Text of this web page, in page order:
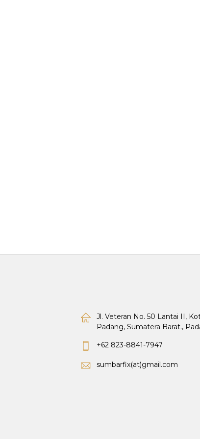
Jl. Veteran No. 50 Lantai II,
Padang, Sumatera Barat.,
+62 823-8841-7947
sumbarfix(at)gmail.com